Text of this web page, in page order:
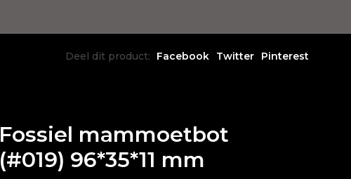
Deel dit product: Facebook Twitter Pinterest
Fossiel mammoetbot
(#019) 96*35*11 mm